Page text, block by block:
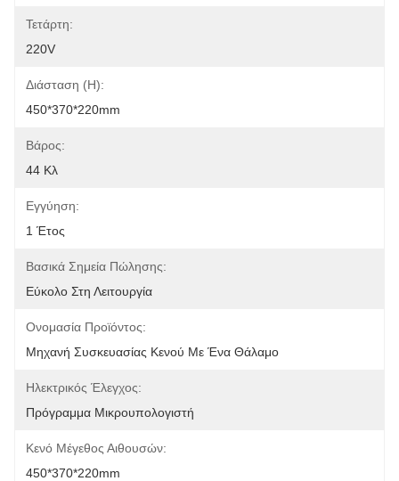
Τετάρτη:
220V
Διάσταση (η):
450*370*220mm
Βάρος:
44 Κλ
Εγγύηση:
1 Έτος
Βασικά Σημεία Πώλησης:
Εύκολο Στη Λειτουργία
Ονομασία Προϊόντος:
Μηχανή Συσκευασίας Κενού Με Ένα Θάλαμο
Ηλεκτρικός Έλεγχος:
Πρόγραμμα Μικρουπολογιστή
Κενό Μέγεθος Αιθουσών:
450*370*220mm